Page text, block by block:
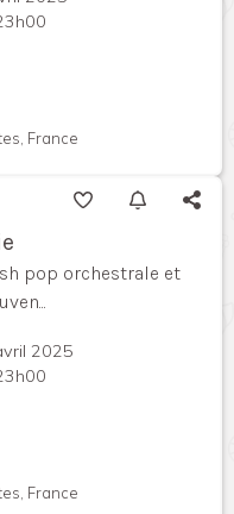
France
pop orchestrale et
2025
France